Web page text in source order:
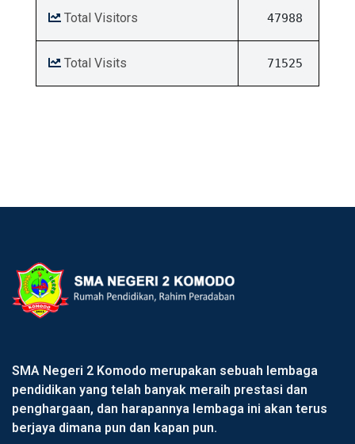
Total Visitors 47988
Total Visits 71525
SMA Negeri 2 Komodo merupakan sebuah lembaga
pendidikan yang telah banyak meraih prestasi dan
penghargaan, dan harapannya lembaga ini akan terus
berjaya dimana pun dan kapan pun.